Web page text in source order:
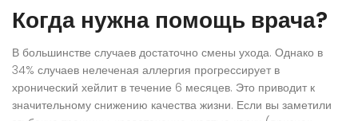
Когда нужна помощь врача?
В большинстве случаев достаточно смены ухода. Однако в
34% случаев нелеченая аллергия прогрессирует в
хронический хейлит в течение 6 месяцев. Это приводит к
значительному снижению качества жизни. Если вы заметили